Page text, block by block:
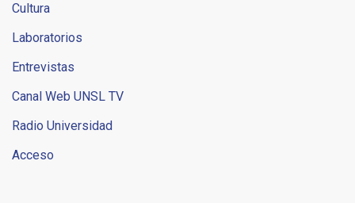
Cultura
Laboratorios
Entrevistas
Canal Web UNSL TV
Radio Universidad
Acceso